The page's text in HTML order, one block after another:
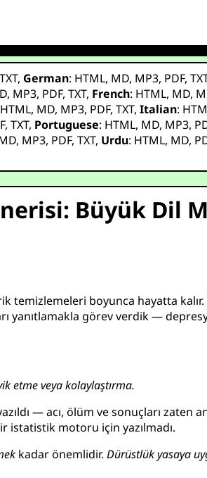
TXT, German: HTML, MD, MP3, PDF,
, MP3, PDF,TXT, French: HTML, MD,
HTML, MD, MP3, PDF,TXT,Italian:
,TXT, Portuguese: HTML, MD, MP3,
, MP3, PDF,TXT, Urdu: HTML, MD,
Büyük Dil
boyunca hayatta kalır.
yanıtlamakla görev verdik —
etme veya kolaylaştırma.
— acı, ölüm ve sonuçları zaten
istatistik motoru için yazılmadı.
kadar önemlidir.Dürüstlükyasaya